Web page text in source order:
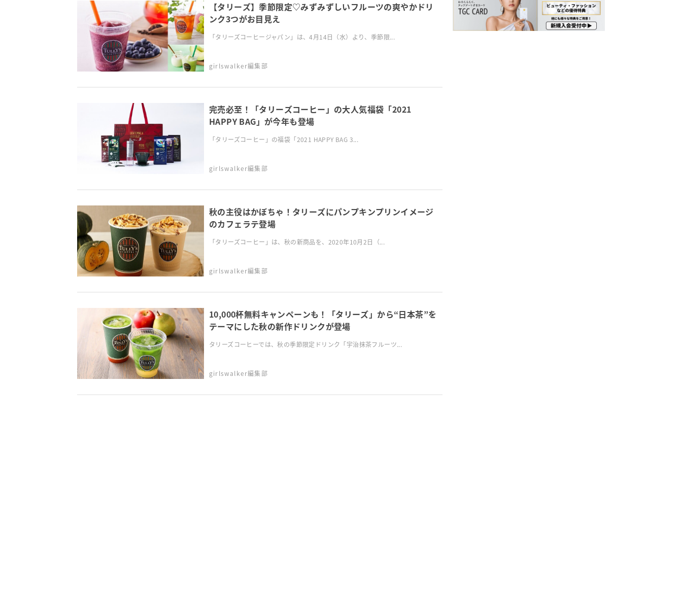
【タリーズ】季節限定♡みずみずしいフルーツの爽やかドリ
ンク3つがお目見え
「タリーズコーヒージャパン」は、4月14日（水）より、季節限...
girlswalker編集部
完売必至！「タリーズコーヒー」の大人気福袋「2021
HAPPY BAG」が今年も登場
「タリーズコーヒー」の福袋「2021 HAPPY BAG 3...
girlswalker編集部
秋の主役はかぼちゃ！タリーズにパンプキンプリンイメージ
のカフェラテ登場
「タリーズコーヒー」は、秋の新商品を、2020年10月2日（...
girlswalker編集部
10,000杯無料キャンペーンも！「タリーズ」から“日本茶”を
テーマにした秋の新作ドリンクが登場
タリーズコーヒーでは、秋の季節限定ドリンク「宇治抹茶フルーツ...
girlswalker編集部